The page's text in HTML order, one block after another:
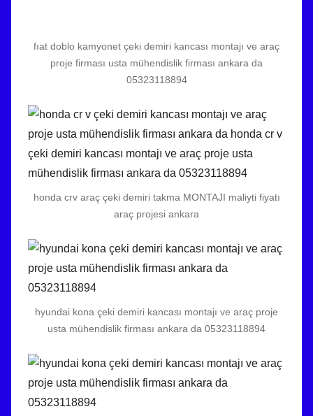
fıat doblo kamyonet çeki demiri kancası montajı ve araç
proje firması usta mühendislik firması ankara da
05323118894
honda crv araç çeki demiri takma MONTAJI maliyti fiyatı
araç projesi ankara
hyundai kona çeki demiri kancası montajı ve araç proje
usta mühendislik firması ankara da 05323118894